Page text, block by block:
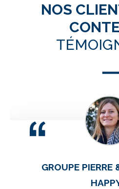
NOS
GROUPE PIERRE